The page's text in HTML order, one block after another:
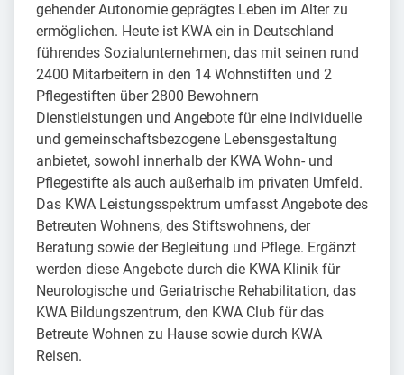
gehender Autonomie geprägtes Leben im Alter zu
ermöglichen. Heute ist KWA ein in Deutschland
führendes Sozialunternehmen, das mit seinen rund
2400 Mitarbeitern in den 14 Wohnstiften und 2
Pflegestiften über 2800 Bewohnern
Dienstleistungen und Angebote für eine individuelle
und gemeinschaftsbezogene Lebensgestaltung
anbietet, sowohl innerhalb der KWA Wohn- und
Pflegestifte als auch außerhalb im privaten Umfeld.
Das KWA Leistungsspektrum umfasst Angebote des
Betreuten Wohnens, des Stiftswohnens, der
Beratung sowie der Begleitung und Pflege. Ergänzt
werden diese Angebote durch die KWA Klinik für
Neurologische und Geriatrische Rehabilitation, das
KWA Bildungszentrum, den KWA Club für das
Betreute Wohnen zu Hause sowie durch KWA
Reisen.